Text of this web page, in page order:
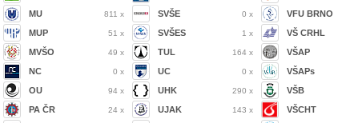
MU 811 x
MUP 51 x
MVŠO 49 x
NC 0 x
OU 94 x
PA ČR 24 x
SVŠE 0 x
SVŠES 1 x
TUL 164 x
UC 0 x
UHK 290 x
UJAK 143 x
VFU BRNO
VŠ CRHL
VŠAP
VŠAPs
VŠB
VŠCHT